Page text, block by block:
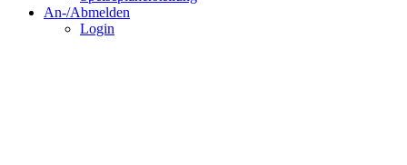
An-/Abmelden
Login